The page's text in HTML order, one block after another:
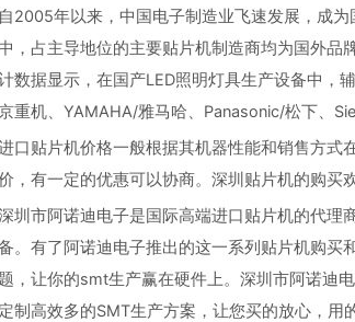
自2005年以来，中国电子制造业飞速发展，成
，占主导地位的主要贴片机制造商均为国外品
数据显示，在国产LED照明灯具生产设备中，
重机、YAMAHA/雅马哈、Panasonic/松下、
口贴片机价格一般根据其机器性能和销售方式
，有一定的优惠可以协商。深圳贴片机的购买
圳市阿诺迪电子是国际高端进口贴片机的代理
。有了阿诺迪电子推出的这一系列贴片机购买
题，让你的smt生产赢在硬件上。深圳市阿诺迪
定制高效多的SMT生产方案，让您买的放心，